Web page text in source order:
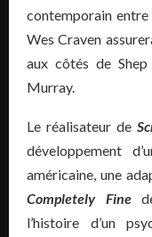
contemporain entre
Wes Craven
aux côtés de
Murray.
Le réalisateur de
développement
américaine, une
Completely Fine
l’histoire d’un